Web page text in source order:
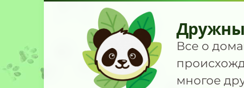
Все о
многое